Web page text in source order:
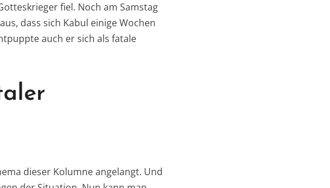
fiel. Noch am Samstag
dass sich Kabul einige Wochen
auch er sich als fatale
dieser Kolumne angelangt. Und